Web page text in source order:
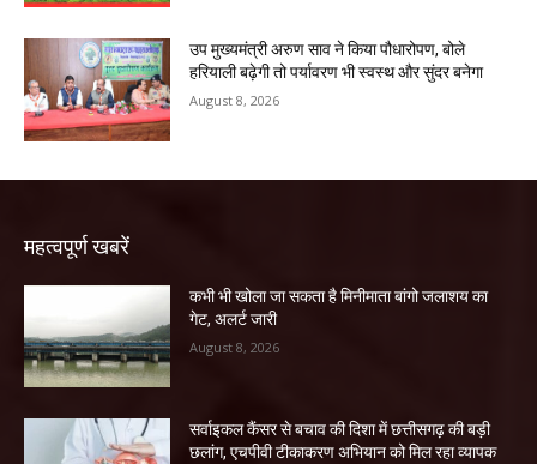
उप मुख्यमंत्री अरुण साव ने किया पौधारोपण, बोले
हरियाली बढ़ेगी तो पर्यावरण भी स्वस्थ और सुंदर बनेगा
August 8, 2026
महत्वपूर्ण खबरें
कभी भी खोला जा सकता है मिनीमाता बांगो जलाशय का
गेट, अलर्ट जारी
August 8, 2026
सर्वाइकल कैंसर से बचाव की दिशा में छत्तीसगढ़ की बड़ी
छलांग, एचपीवी टीकाकरण अभियान को मिल रहा व्यापक